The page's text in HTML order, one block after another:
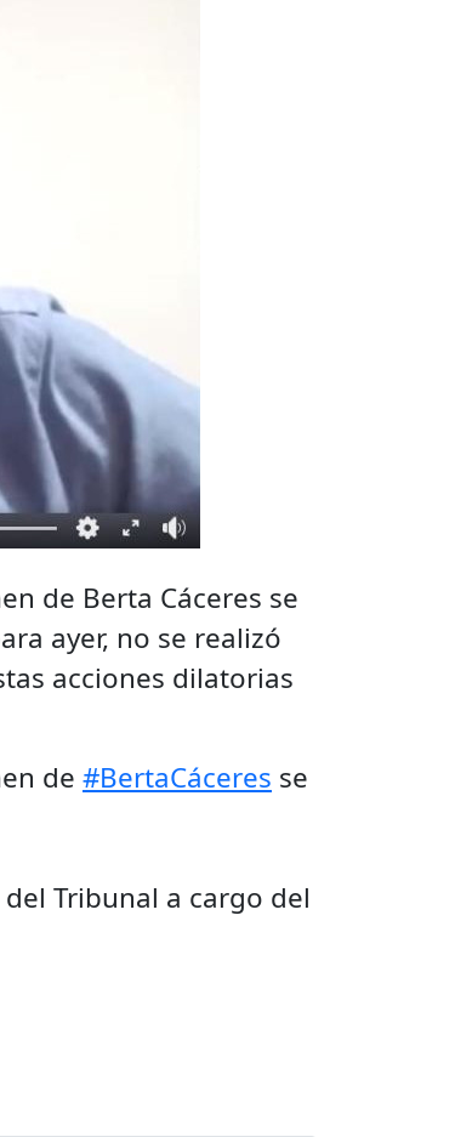
de Berta Cáceres se
ayer, no se realizó
acciones dilatorias
de #BertaCáceres se
Tribunal a cargo del